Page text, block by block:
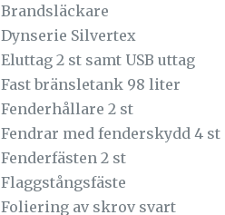
Brandsläckare
Dynserie Silvertex
Eluttag 2 st samt USB uttag
Fast bränsletank 98 liter
Fenderhållare 2 st
Fendrar med fenderskydd 4 st
Fenderfästen 2 st
Flaggstångsfäste
Foliering av skrov svart